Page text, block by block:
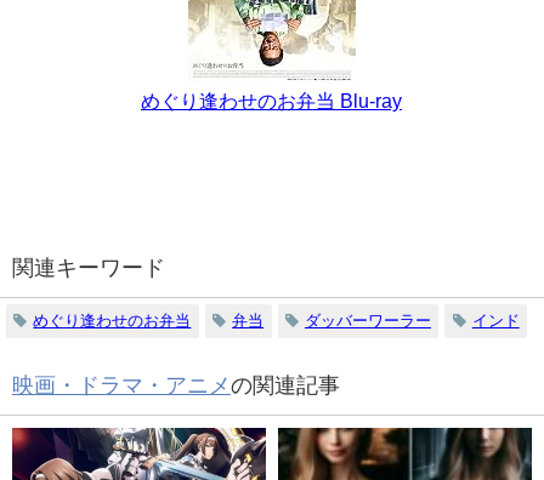
めぐり逢わせのお弁当 Blu-ray
関連キーワード
めぐり逢わせのお弁当 弁当 ダッバーワーラー インド
映画・ドラマ・アニメの関連記事